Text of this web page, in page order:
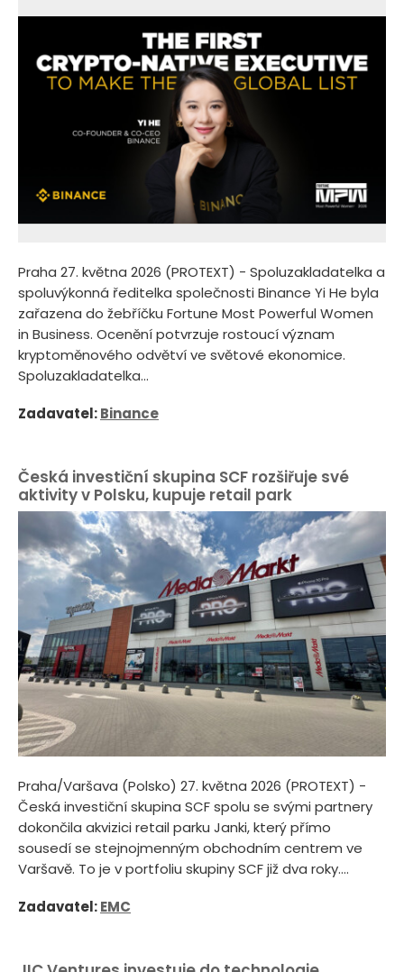
Praha 27. května 2026 (PROTEXT) - Spoluzakladatelka a
spoluvýkonná ředitelka společnosti Binance Yi He byla
zařazena do žebříčku Fortune Most Powerful Women
in Business. Ocenění potvrzuje rostoucí význam
kryptoměnového odvětví ve světové ekonomice.
Spoluzakladatelka...
Zadavatel:Binance
Česká investiční skupina SCF rozšiřuje své
aktivity v Polsku, kupuje retail park
Praha/Varšava (Polsko) 27. května 2026 (PROTEXT) -
Česká investiční skupina SCF spolu se svými partnery
dokončila akvizici retail parku Janki, který přímo
sousedí se stejnojmenným obchodním centrem ve
Varšavě. To je v portfoliu skupiny SCF již dva roky....
Zadavatel:EMC